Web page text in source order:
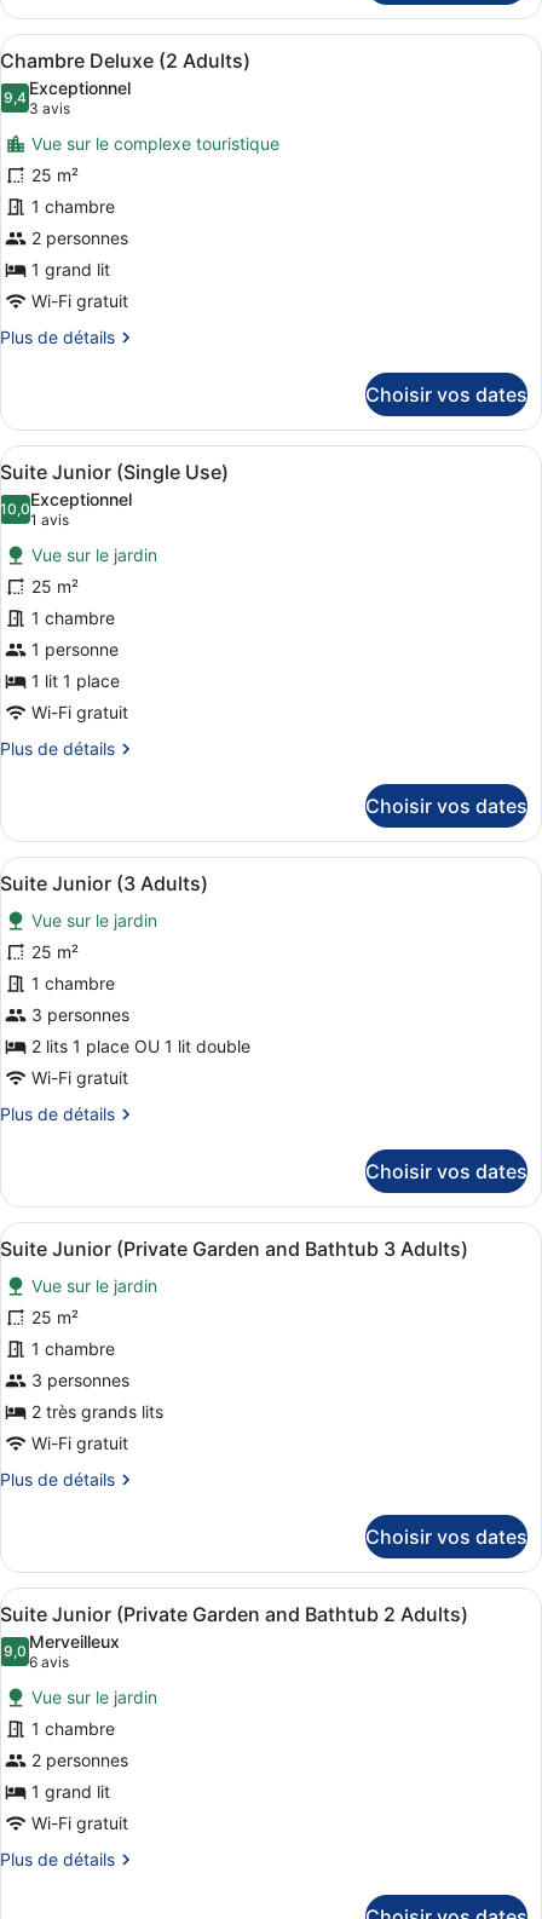
le
type
de
chambre
Suite
Junior
(2
Adults)
Afficher
toutes
les
photos
pour
ce
type
de
chambre :
Chambre
Deluxe
(2
Une chambre d’hôtel moderne
8
Chambre Deluxe (2 Adults)
9,49,4 sur 10
Exceptionnel
3 avis
(3 avis)
Vue sur le complexe touristique
25 m²
1 chambre
2 personnes
1 grand lit
Wi-Fi gratuit
Plus de détails
Plus
le
type
de
chambre
Chambre
Deluxe
(2
Adults)
Choisir vos dates
Afficher
toutes
les
photos
pour
ce
type
de
chambre :
Suite
Junior
(Single
Une chambre d’hôtel moderne
8
Suite Junior (Single Use)
10,010,0 sur 10
Exceptionnel
1 avis
(1 avis)
Vue sur le jardin
25 m²
1 chambre
1 personne
1 lit 1 place
Wi-Fi gratuit
Plus de détails
Plus
le
type
de
Suite
Junior
(Single
Use)
Choisir vos dates
Afficher
toutes
les
photos
pour
ce
type
de
chambre :
Suite
Adults)
Une chambre d’hôtel moderne
8
Suite Junior (3 Adults)
Vue sur le jardin
25 m²
1 chambre
3 personnes
2 lits 1 place OU 1 lit double
Wi-Fi gratuit
Plus de détails
Plus
le
type
de
Suite
Junior
(3
Adults)
Choisir vos dates
Afficher
toutes
les
photos
pour
ce
type
de
chambre :
Suite
Garden
and
Bathtub
3
10
Suite Junior (Private Garden and Bathtub 3 Adults)
Vue sur le jardin
25 m²
1 chambre
3 personnes
2 très grands lits
Wi-Fi gratuit
Plus de détails
Plus
le
type
de
chambre
Suite
Junior
(Private
Garden
and
Bathtub
3
Adults)
Choisir vos dates
Afficher
toutes
les
photos
pour
ce
type
de
chambre :
Suite
Un espace extérieur moderne
11
Suite Junior (Private Garden and Bathtub 2 Adults)
9,09,0 sur 10
Merveilleux
6 avis
(6 avis)
Vue sur le jardin
1 chambre
2 personnes
1 grand lit
Wi-Fi gratuit
Plus de détails
Plus